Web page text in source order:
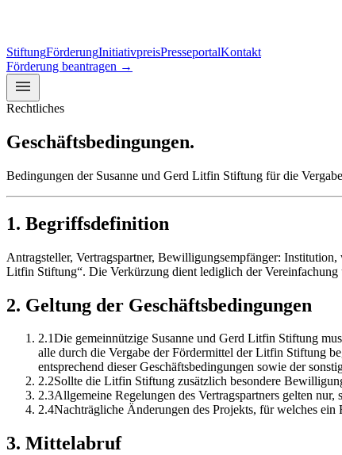
StiftungFörderungInitiativpreisPresseportalKontakt
Förderung beantragen →
Rechtliches
Geschäftsbedingungen.
Bedingungen der Susanne und Gerd Litfin Stiftung für die
1. Begriffsdefinition
Antragsteller, Vertragspartner, Bewilligungsempfänger:
Litfin Stiftung“. Die Verkürzung dient lediglich der Vereinfachung
2. Geltung der Geschäftsbedingungen
2.1Die gemeinnützige Susanne und Gerd Litfin Stiftung
alle durch die Vergabe der Fördermittel der Litfin Stiftung
entsprechend dieser Geschäftsbedingungen sowie der
2.2Sollte die Litfin Stiftung zusätzlich besondere
2.3Allgemeine Regelungen des Vertragspartners gelten
2.4Nachträgliche Änderungen des Projekts, für welches
3. Mittelabruf